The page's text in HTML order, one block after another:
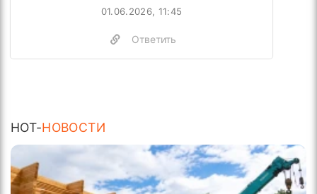
Ответить
01.06.2026, 11:45
HOT-НОВОСТИ